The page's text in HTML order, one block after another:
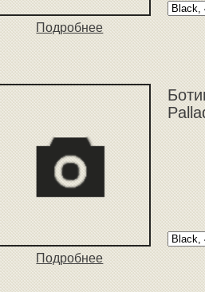
Подробнее
Подробнее